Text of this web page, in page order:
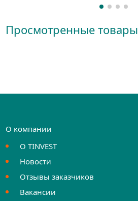
Просмотренные товары
О компании
О TINVEST
Новости
Отзывы заказчиков
Вакансии